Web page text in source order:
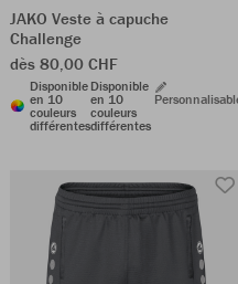
JAKO Veste à capuche
Challenge
dès 80,00 CHF
Disponible
en 10
couleurs
différentes
Disponible
en 10
couleurs
différentes